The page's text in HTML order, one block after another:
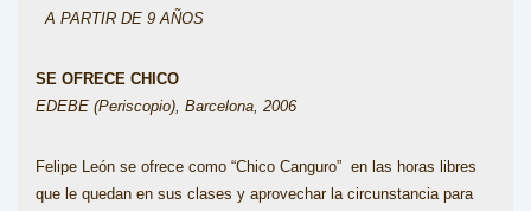
A PARTIR DE 9 AÑOS
SE OFRECE CHICO
EDEBE (Periscopio), Barcelona, 2006
Felipe León se ofrece como “Chico Canguro” en las horas libres
que le quedan en sus clases y aprovechar la circunstancia para